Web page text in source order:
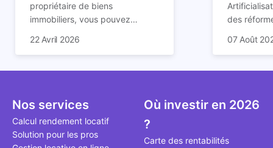
propriétaire de biens
immobiliers, vous pouvez
imposition en optimisant votre
nombreuses méthodes légales
toutes les explications dans
notre article.
22 Avril 2026
des
des
et de la
bâtis.
plus mal
bien que
décrivent
le point à
07 Août
Nos services
Calcul rendement locatif
Solution pour les pros
Où investir en 2026
?
Carte des rentabilités